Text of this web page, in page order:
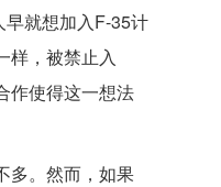
就想加入F-35计
样，被禁止入
作使得这一想法
多。然而，如果